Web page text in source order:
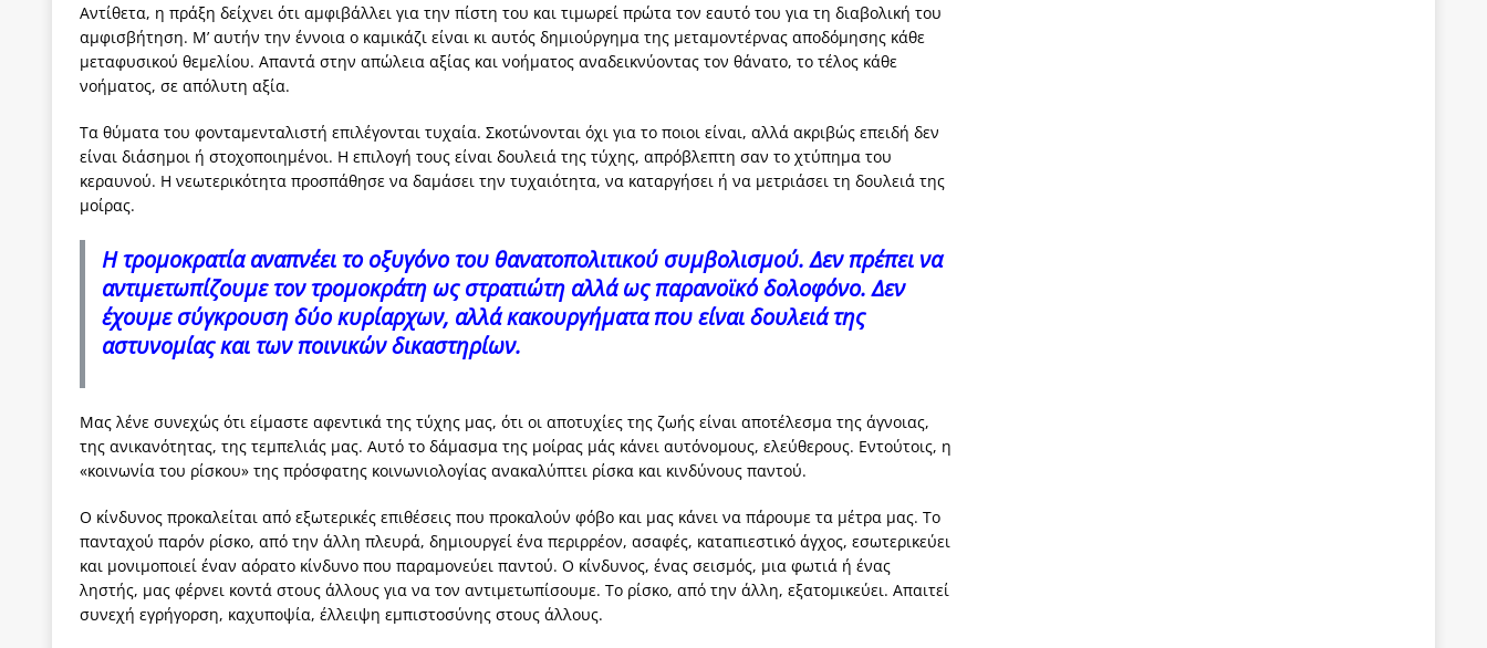
Αντίθετα, η πράξη δείχνει ότι αμφιβάλλει για την πίστη του και τιμωρεί πρώτα τον εαυτό του για τη διαβολική του
αμφισβήτηση. Μ’ αυτήν την έννοια ο καμικάζι είναι κι αυτός δημιούργημα της μεταμοντέρνας αποδόμησης κάθε
μεταφυσικού θεμελίου. Απαντά στην απώλεια αξίας και νοήματος αναδεικνύοντας τον θάνατο, το τέλος κάθε
νοήματος, σε απόλυτη αξία.
Τα θύματα του φονταμενταλιστή επιλέγονται τυχαία. Σκοτώνονται όχι για το ποιοι είναι, αλλά ακριβώς επειδή δεν
είναι διάσημοι ή στοχοποιημένοι. Η επιλογή τους είναι δουλειά της τύχης, απρόβλεπτη σαν το χτύπημα του
κεραυνού. Η νεωτερικότητα προσπάθησε να δαμάσει την τυχαιότητα, να καταργήσει ή να μετριάσει τη δουλειά της
μοίρας.
Η τρομοκρατία αναπνέει το οξυγόνο του θανατοπολιτικού συμβολισμού. Δεν πρέπει να
αντιμετωπίζουμε τον τρομοκράτη ως στρατιώτη αλλά ως παρανοϊκό δολοφόνο. Δεν
έχουμε σύγκρουση δύο κυρίαρχων, αλλά κακουργήματα που είναι δουλειά της
αστυνομίας και των ποινικών δικαστηρίων.
Μας λένε συνεχώς ότι είμαστε αφεντικά της τύχης μας, ότι οι αποτυχίες της ζωής είναι αποτέλεσμα της άγνοιας,
της ανικανότητας, της τεμπελιάς μας. Αυτό το δάμασμα της μοίρας μάς κάνει αυτόνομους, ελεύθερους. Εντούτοις, η
«κοινωνία του ρίσκου» της πρόσφατης κοινωνιολογίας ανακαλύπτει ρίσκα και κινδύνους παντού.
Ο κίνδυνος προκαλείται από εξωτερικές επιθέσεις που προκαλούν φόβο και μας κάνει να πάρουμε τα μέτρα μας. Το
πανταχού παρόν ρίσκο, από την άλλη πλευρά, δημιουργεί ένα περιρρέον, ασαφές, καταπιεστικό άγχος, εσωτερικεύει
και μονιμοποιεί έναν αόρατο κίνδυνο που παραμονεύει παντού. Ο κίνδυνος, ένας σεισμός, μια φωτιά ή ένας
ληστής, μας φέρνει κοντά στους άλλους για να τον αντιμετωπίσουμε. Το ρίσκο, από την άλλη, εξατομικεύει. Απαιτεί
συνεχή εγρήγορση, καχυποψία, έλλειψη εμπιστοσύνης στους άλλους.